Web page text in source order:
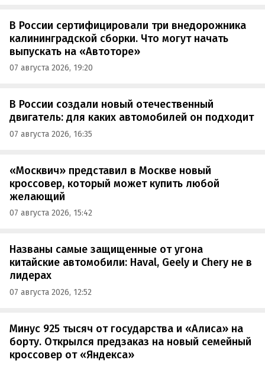
В России сертифицировали три внедорожника
калининградской сборки. Что могут начать
выпускать на «Автоторе»
07 августа 2026, 19:20
В России создали новый отечественный
двигатель: для каких автомобилей он подходит
07 августа 2026, 16:35
«Москвич» представил в Москве новый
кроссовер, который может купить любой
желающий
07 августа 2026, 15:42
Названы самые защищенные от угона
китайские автомобили: Haval, Geely и Chery не в
лидерах
07 августа 2026, 12:52
Минус 925 тысяч от государства и «Алиса» на
борту. Открылся предзаказ на новый семейный
кроссовер от «Яндекса»